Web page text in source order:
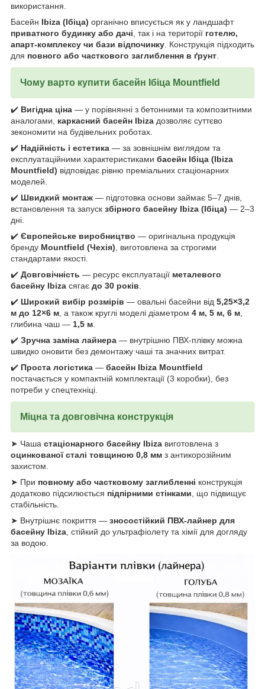
використання.
Басейн Ibiza (Ібіца) органічно вписується як у ландшафт
приватного будинку або дачі , так і на території готелю,
апарт-комплексу чи бази відпочинку . Конструкція підходить
для повного або часткового заглиблення в ґрунт
Чому варто купити басейн Ібіца Mountfield
✔️ Вигідна ціна — у порівнянні з бетонними та композитними
аналогами, каркасний басейн Ibiza дозволяє суттєво
зекономити на будівельних роботах.
✔️ Надійність і естетика — за зовнішнім виглядом та
експлуатаційними характеристиками басейн Ібіца (Ibiza
Mountfield) відповідає рівню преміальних стаціонарних
моделей.
✔️ Швидкий монтаж — підготовка основи займає 5–7 днів,
встановлення та запуск збірного басейну Ibiza (Ібіца) — 2–3
дні.
✔️ Європейське виробництво — оригінальна продукція
бренду Mountfield (Чехія) , виготовлена за строгими
стандартами якості.
✔️ Довговічність — ресурс експлуатації металевого
басейну Ibiza сягає до 30 років
✔️ Широкий вибір розмірів — овальні басейни від 5,25×3,2
м до 12×6 м , а також круглі моделі діаметром 4 м, 5 м, 6 м
глибина чаш — 1,5 м
✔️ Зручна заміна лайнера — внутрішню ПВХ-плівку можна
швидко оновити без демонтажу чаші та значних витрат.
✔️ Проста логістика — басейн Ibiza Mountfield
постачається у компактній комплектації (3 коробки), без
потреби у спецтехніці.
Міцна та довговічна конструкція
➤ Чаша стаціонарного басейну Ibiza виготовлена з
оцинкованої сталі товщиною 0,8 мм з антикорозійним
захистом.
➤ При повному або частковому заглибленні конструкція
додатково підсилюється підпірними стінками , що підвищує
стабільність.
➤ Внутрішнє покриття — зносостійкий ПВХ-лайнер для
басейну Ibiza , стійкий до ультрафіолету та хімії для догляду
за водою.